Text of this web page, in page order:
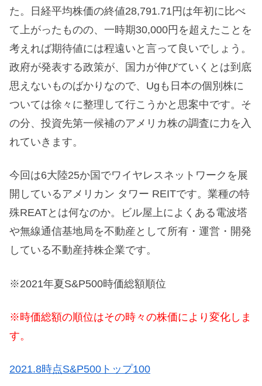
た。日経平均株価の終値28,791.71円は年初に比べ
て上がったものの、一時期30,000円を超えたことを
考えれば期待値には程遠いと言って良いでしょう。
政府が発表する政策が、国力が伸びていくとは到底
思えないものばかりなので、Ugも日本の個別株に
ついては徐々に整理して行こうかと思案中です。そ
の分、投資先第一候補のアメリカ株の調査に力を入
れていきます。
今回は6大陸25か国でワイヤレスネットワークを展
開しているアメリカン タワー REITです。業種の特
殊REATとは何なのか。ビル屋上によくある電波塔
や無線通信基地局を不動産として所有・運営・開発
している不動産持株企業です。
※2021年夏S&P500時価総額順位
※時価総額の順位はその時々の株価により変化しま
す。
2021.8時点S&P500トップ100